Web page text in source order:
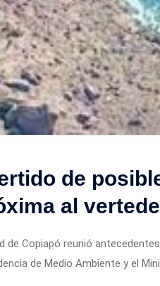
de
al
de Copiapó reunió
de Medio Ambiente y el